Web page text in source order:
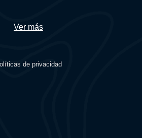
Ver más
de privacidad